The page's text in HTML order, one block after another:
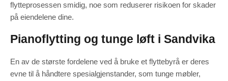
flytteprosessen smidig, noe som reduserer risikoen for skader
på eiendelene dine.
Pianoflytting og tunge løft i Sandvika
En av de største fordelene ved å bruke et flyttebyrå er deres
evne til å håndtere spesialgjenstander, som tunge møbler,